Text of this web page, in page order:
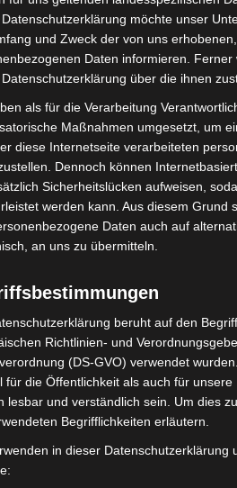
Kostenloser Versand
VSM RAHMEN
Bewertet
mit
0
von
269,00€ *
IN DEN WARENKORB
VSM
möchte unser
und Zweck der von uns
Daten informieren.
über die ihnen
als für die Verarbeitung
Maßnahmen umgesetzt, um
diese Internetseite verarbeiteten
Dennoch können
Sicherheitslücken aufweisen,
werden kann. Aus diesem Grund
Daten auch auf
an uns zu übermitteln.
beruht auf den
Richtlinien- und
(DS-GVO) verwendet
für die Öffentlichkeit als auch für
lesbar und verständlich sein. Um dies
Begrifflichkeiten erläutern.
in dieser Datenschutzerklärung